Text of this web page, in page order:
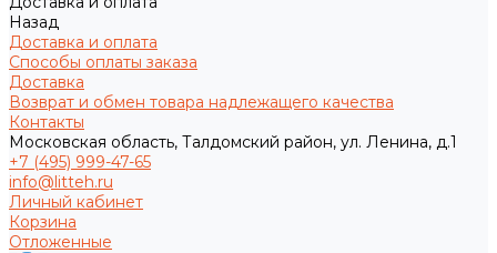
Назад
Доставка и оплата
Способы оплаты заказа
Доставка
Возврат и обмен товара надлежащего качества
Контакты
Московская область, Талдомский район, ул. Ленина, д.1
+7 (495) 999-47-65
info@litteh.ru
Личный кабинет
Корзина
Отложенные